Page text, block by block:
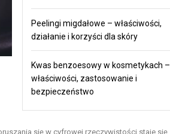
Peelingi migdałowe – właściwości,
działanie i korzyści dla skóry
Kwas benzoesowy w kosmetykach –
właściwości, zastosowanie i
bezpieczeństwo
się w cyfrowej rzeczywistości staje się